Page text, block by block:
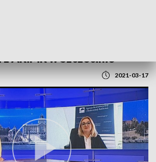
ARiMR w Szczecinie
2021-03-17